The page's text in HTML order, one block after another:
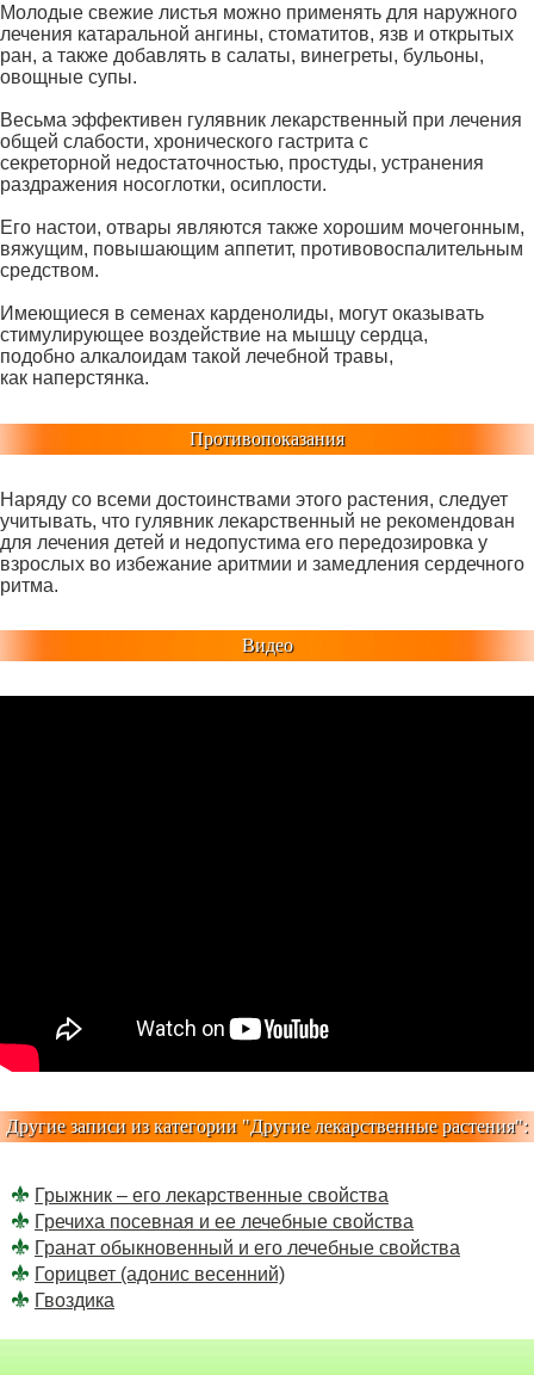
Молодые свежие листья можно применять для наружного
лечения катаральной ангины, стоматитов, язв и открытых
ран, а также добавлять в салаты, винегреты, бульоны,
овощные супы.
Весьма эффективен гулявник лекарственный при лечения
общей слабости, хронического гастрита с
секреторной недостаточностью, простуды, устранения
раздражения носоглотки, осиплости.
Его настои, отвары являются также хорошим мочегонным,
вяжущим, повышающим аппетит, противовоспалительным
средством.
Имеющиеся в семенах карденолиды, могут оказывать
стимулирующее воздействие на мышцу сердца,
подобно алкалоидам такой лечебной травы,
как наперстянка.
Противопоказания
Наряду со всеми достоинствами этого растения, следует
учитывать, что гулявник лекарственный не рекомендован
для лечения детей и недопустима его передозировка у
взрослых во избежание аритмии и замедления сердечного
ритма.
Видео
Другие записи из категории "Другие лекарственные растения":
Грыжник – его лекарственные свойства
Гречиха посевная и ее лечебные свойства
Гранат обыкновенный и его лечебные свойства
Горицвет (адонис весенний)
Гвоздика